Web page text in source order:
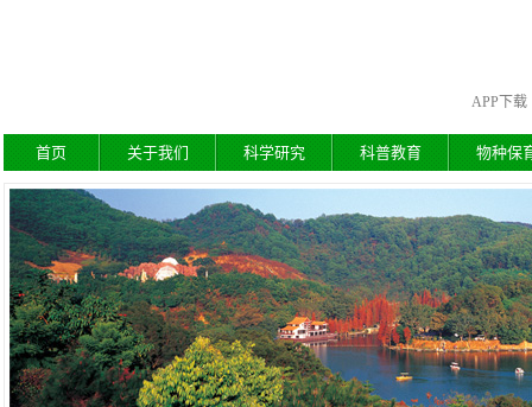
APP下载
首页 关于我们 科学研究 科普教育 物种保